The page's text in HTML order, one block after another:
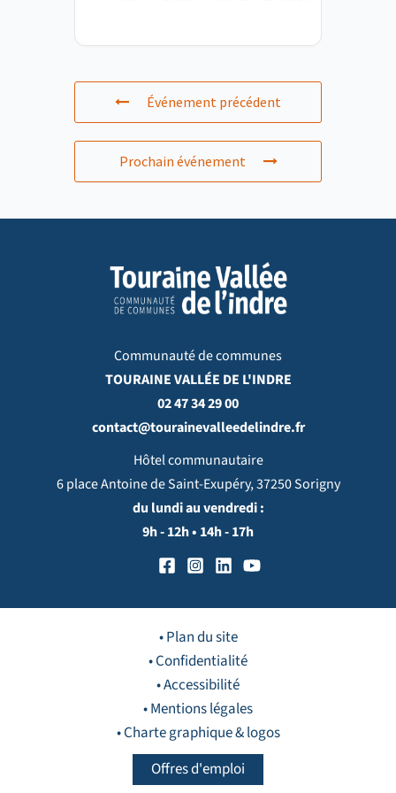
Événement précédent
Prochain événement
Communauté de communes
TOURAINE VALLÉE DE L'INDRE
02 47 34 29 00
contact@tourainevalleedelindre.fr
Hôtel communautaire
6 place Antoine de Saint-Exupéry, 37250 Sorigny
du lundi au vendredi :
9h - 12h • 14h - 17h
• Plan du site
• Confidentialité
• Accessibilité
• Mentions légales
• Charte graphique & logos
Offres d'emploi